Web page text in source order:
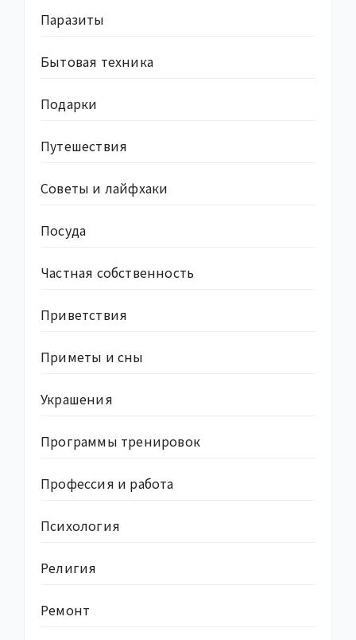
Паразиты
Бытовая техника
Подарки
Путешествия
Советы и лайфхаки
Посуда
Частная собственность
Приветствия
Приметы и сны
Украшения
Программы тренировок
Профессия и работа
Психология
Религия
Ремонт